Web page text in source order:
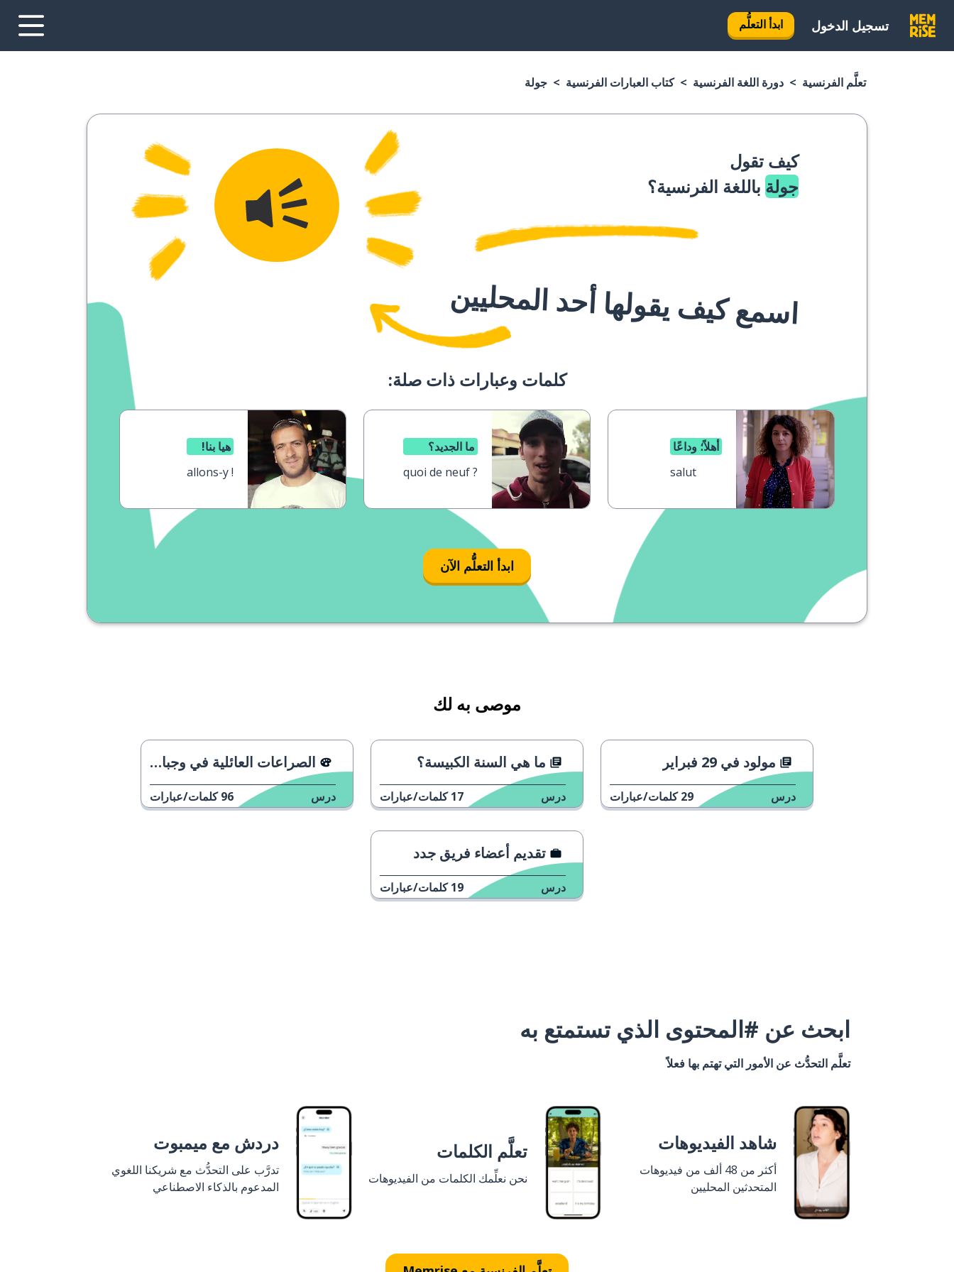
تسجيل الدخول ابدأ التعلُّم
تعلَّم الفرنسية دورة اللغة الفرنسية كتاب العبارات الفرنسية جولة
كيف تقول
جولة باللغة الفرنسية؟
اسمع كيف يقولها أحد المحليين
كلمات وعبارات ذات صلة:
أهلاً؛ وداعًا
salut
ما الجديد؟
quoi de neuf ?
هيا بنا!
allons-y !
ابدأ التعلُّم الآن
موصى به لك
مولود في 29 فبراير
درس 29 كلمات/عبارات
ما هي السنة الكبيسة؟
درس 17 كلمات/عبارات
الصراعات العائلية في وجبات الاحتفالات
درس 96 كلمات/عبارات
تقديم أعضاء فريق جدد
درس 19 كلمات/عبارات
ابحث عن #المحتوى الذي تستمتع به
تعلَّم التحدُّث عن الأمور التي تهتم بها فعلاً
شاهد الفيديوهات
أكثر من 48 ألف من فيديوهات
المتحدثين المحليين
تعلَّم الكلمات
نحن نعلِّمك الكلمات من الفيديوهات
دردش مع ميمبوت
تدرَّب على التحدُّث مع شريكنا اللغوي
المدعوم بالذكاء الاصطناعي